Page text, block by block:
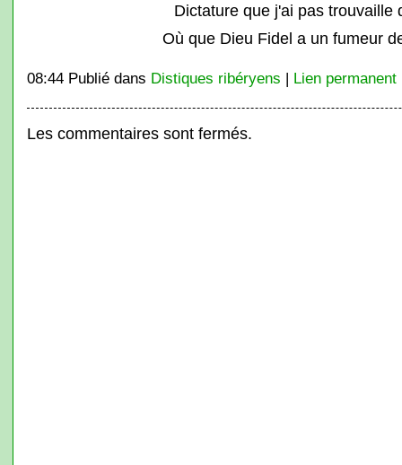
Dictature que j'ai pas trouvaille
Où que Dieu Fidel a un fumeur
08:44 Publié dans Distiques ribéryens | Lien permanent
Les commentaires sont fermés.